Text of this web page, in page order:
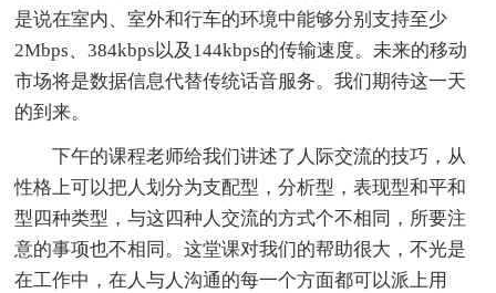
是说在室内、室外和行车的环境中能够分别支持至少
2Mbps、384kbps以及144kbps的传输速度。未来的移动
市场将是数据信息代替传统话音服务。我们期待这一天
的到来。
下午的课程老师给我们讲述了人际交流的技巧，从
性格上可以把人划分为支配型，分析型，表现型和平和
型四种类型，与这四种人交流的方式个不相同，所要注
意的事项也不相同。这堂课对我们的帮助很大，不光是
在工作中，在人与人沟通的每一个方面都可以派上用